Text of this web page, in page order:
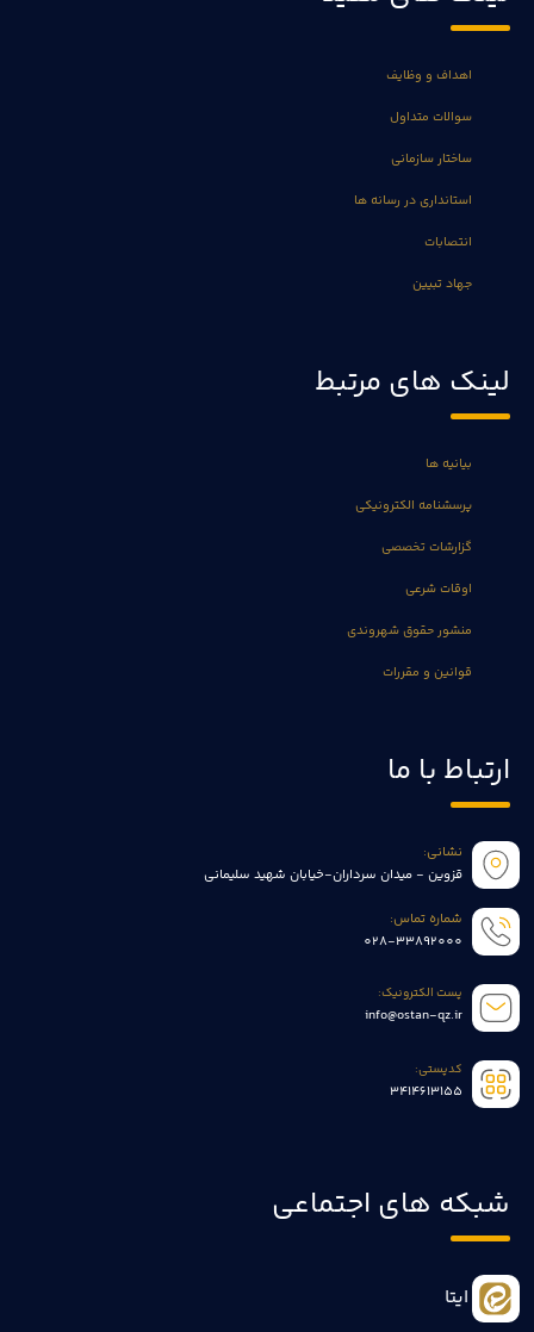
اهداف و وظایف
سوالات متداول
ساختار سازمانی
استانداری در رسانه ها
انتصابات
جهاد تبیین
لینک های مرتبط
بیانیه ها
پرسشنامه الکترونیکی
گزارشات تخصصی
اوقات شرعی
منشور حقوق شهروندی
قوانین و مقررات
ارتباط با ما
نشانی:
قزوین - میدان سرداران-خیابان شهید سلیمانی
شماره تماس:
028-33892000
پست الکترونیک:
info@ostan-qz.ir
کدپستی:
3414613155
شبکه های اجتماعی
ایتا